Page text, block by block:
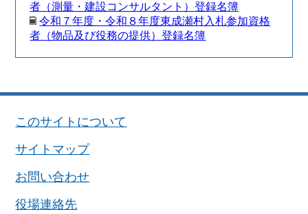
者（測量・建設コンサルタント）登録名簿
令和７年度・令和８年度東成瀬村入札参加資格
者（物品及び役務の提供）登録名簿
このサイトについて
サイトマップ
お問い合わせ
役場連絡先